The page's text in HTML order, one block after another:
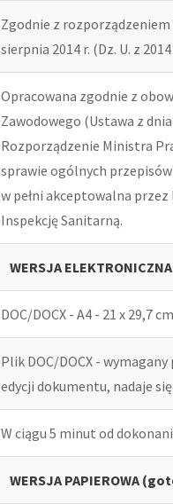
Zgodnie z
sierpnia 2014 r. (Dz. U. z
Opracowana zgodnie z
Zawodowego (Ustawa z
Rozporządzenie Ministra
sprawie ogólnych
w pełni akceptowalna
Inspekcję Sanitarną.
WERSJA
DOC/DOCX - A4 - 21 x 29,7 cm
Plik DOC/DOCX -
edycji dokumentu, nadaje
W ciągu 5 minut od
WERSJA PAPIEROWA